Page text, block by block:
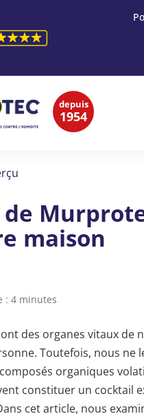
depuis
1954
de
maison
: 4 minutes
des organes vitaux de
Toutefois, nous ne
organiques
constituer un cocktail
cet article, nous